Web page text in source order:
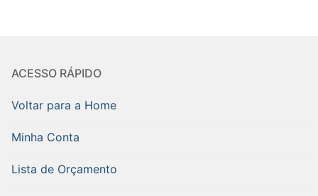
ACESSO RÁPIDO
Voltar para a Home
Minha Conta
Lista de Orçamento